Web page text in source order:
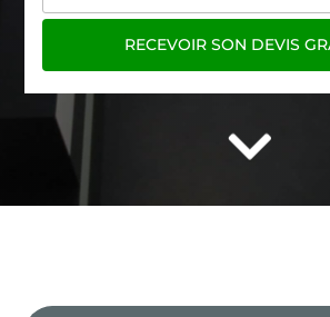
RECEVOIR SON DEVIS
